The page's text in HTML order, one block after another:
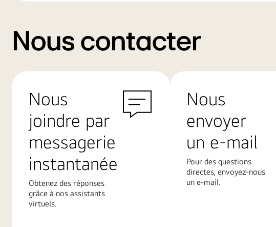
Nous contacter
Nous
joindre par
messagerie
instantanée
Obtenez des réponses
grâce à nos assistants
virtuels.
Nous
envoyer
un e-mail
Pour des questions
directes, envoyez-nous
un e-mail.